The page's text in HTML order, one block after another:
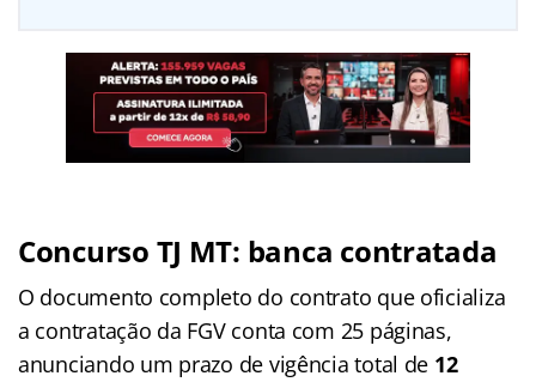
Concurso TJ MT: banca contratada
O documento completo do contrato que oficializa
a contratação da FGV conta com 25 páginas,
anunciando um prazo de vigência total de 12